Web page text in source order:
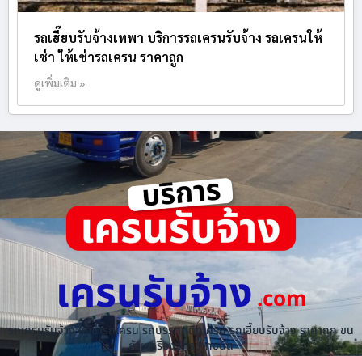
รถเฮี๊ยบรับจ้างเทพา บริการรถเครนรับจ้าง รถเครนให้
เช่า ให้เช่ารถเครน ราคาถูก
ดูเพิ่มเติม »
เครนรับจ้าง.com
รถเครนรับจ้าง ให้เช่ารถเครน รถบรรทุกติดเครน รถเฮี๊ยบรับจ้าง ราคาถูก ขน
ย้ายเครื่องจักร ทุกชนิด